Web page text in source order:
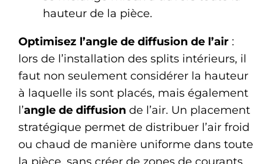
hauteur de la pièce.
Optimisez l’angle de diffusion de l’air:
lors de l’installation des splits intérieurs, il
faut non seulement considérer la hauteur
à laquelle ils sont placés, mais également
l’angle de diffusionde l’air. Un placement
stratégique permet de distribuer l’air froid
ou chaud de manière uniforme dans toute